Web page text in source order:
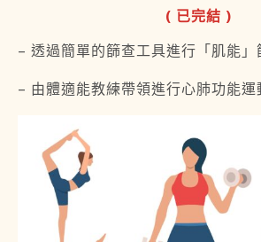
( 已完結 )
– 透過簡單的篩查工具進行「肌能」
– 由體適能教練帶領進行心肺功能運